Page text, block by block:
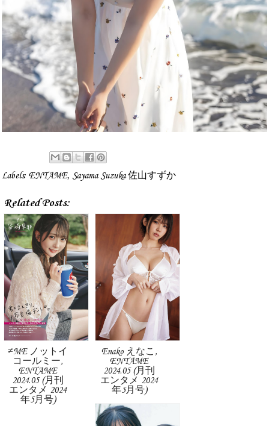
Labels: ENTAME, Sayama Suzuka 佐山すずか
Related Posts:
≠ME ノットイ
コールミー,
ENTAME
2024.05 (月刊
エンタメ 2024
年5月号)
Enako えなこ,
ENTAME
2024.05 (月刊
エンタメ 2024
年5月号)